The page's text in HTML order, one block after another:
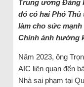
Trung ương Đảng
đó có hai Phó
làm cho sức
Chính ảnh hưởng
Năm 2023, ông
AIC liên quan đến
Nhà sai phạm tại